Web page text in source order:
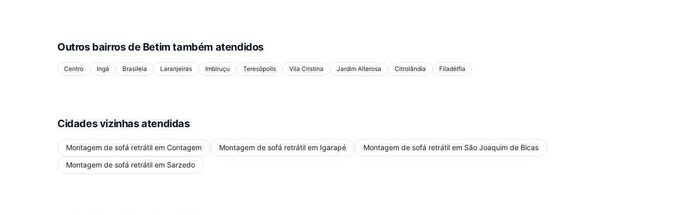
Outros bairros de Betim também atendidos
Centro Ingá Brasileia Laranjeiras Imbiruçu Teresópolis Vila Cristina Jardim Alterosa Citrolândia Filadélfia
Cidades vizinhas atendidas
Montagem de sofá retrátil em Contagem Montagem de sofá retrátil em Igarapé Montagem de sofá retrátil em São Joaquim de Bicas
Montagem de sofá retrátil em Sarzedo